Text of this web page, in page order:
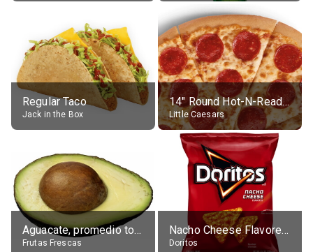
Regular Taco
Jack in the Box
14" Round Hot-N-Ready Pepperoni Pizza
Little Caesars
Aguacate, promedio todos variedades, crudo
Frutas Frescas
Nacho Cheese Flavored Tortilla Chips
Doritos